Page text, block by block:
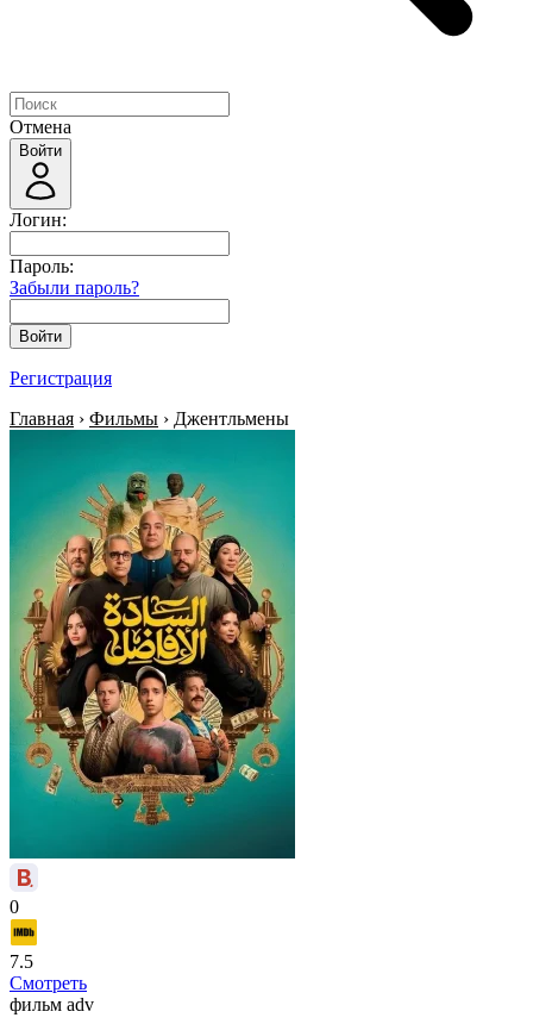
Отмена
Войти
Логин:
Пароль:
Забыли пароль?
Войти
Регистрация
Главная › Фильмы › Джентльмены
0
7.5
Смотреть
фильм adv